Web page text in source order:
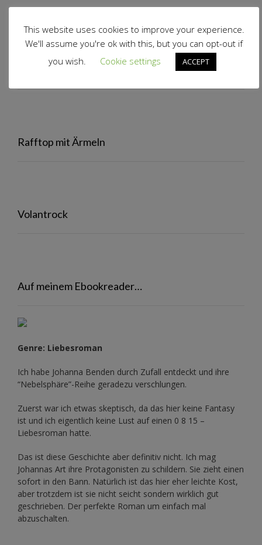
Polls Archive
Volantjacke
Rafftop mit Ärmeln
Volantrock
Auf meinem Ebookreader…
Genre: Liebesroman
Ich habe Johanna Benden durch Zufall entdeckt und ihre
“Nebelsphäre”-Reihe geradezu verschlungen.
Zuerst war ich etwas skeptisch, da das hier keine Fantasy
ist und ich eigentlich keine Lust auf einen 0 8 15 –
Liebesroman hatte.
Das ist diese Geschichte aber definitiv nicht. Ich mag
Johannas Art ihre Protagonisten zu schildern. Sie zieht einen
sofort in den Bann. Natürlich ist das hier eher leichte Kost,
aber trotzdem ist sie nicht seicht sondern wirklich gut
geschrieben. Der perfekte Roman um einfach mal
abzuschalten.
This website uses cookies to improve your experience.
We'll assume you're ok with this, but you can opt-out if
you wish.
Cookie settings ACCEPT